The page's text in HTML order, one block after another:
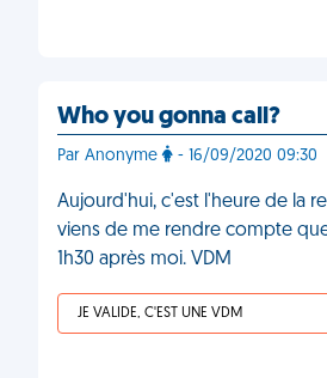
Who you gonna call?
Par Anonyme - 16/09/2020 09:30
Aujourd'hui, c'est l'heure de la
viens de me rendre compte
1h30 après moi. VDM
JE VALIDE, C'EST UNE VDM